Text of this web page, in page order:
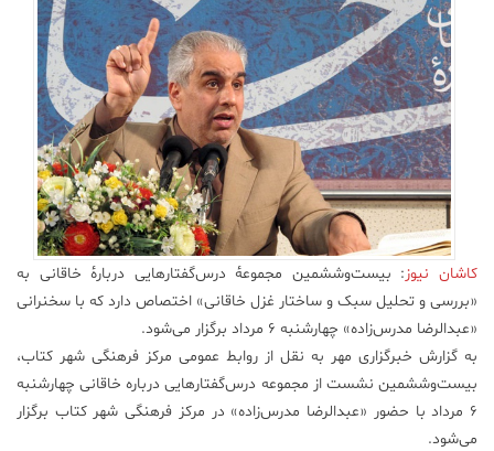
محیط
زیست
فناوری
عکس
پادکست
مجله
فرهنگی
و
هنری
کاشان نیوز : بیست‌وششمین مجموعهٔ درس‌گفتارهایی دربارهٔ خاقانی به
«بررسی و تحلیل سبک و ساختار غزل خاقانی» اختصاص دارد که با سخنرانی
«عبدالرضا مدرس‌زاده» چهارشنبه ۶ مرداد برگزار می‌شود.
به گزارش خبرگزاری مهر به نقل از روابط عمومی مرکز فرهنگی شهر کتاب،
بیست‌وششمین نشست از مجموعه‌ درس‌گفتارهایی درباره‌ خاقانی چهارشنبه
۶ مرداد با حضور «عبدالرضا مدرس‌زاده» در مرکز فرهنگی شهر کتاب برگزار
می‌شود.